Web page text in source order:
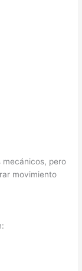
mecánicos, pero
movimiento